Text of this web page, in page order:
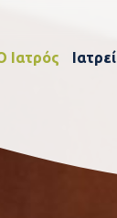
Ιατρός